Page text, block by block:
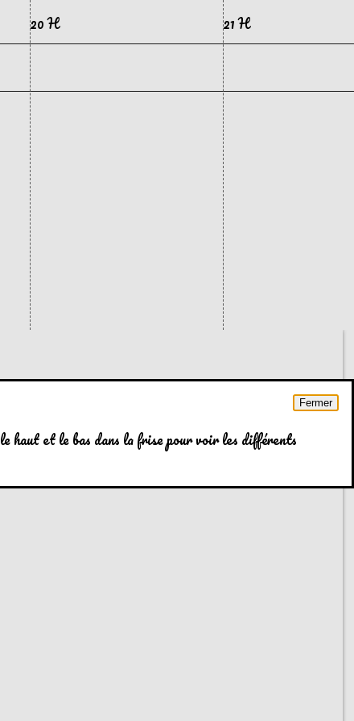
20 H 21 H
Fermer
haut et le bas dans la frise pour voir les différents